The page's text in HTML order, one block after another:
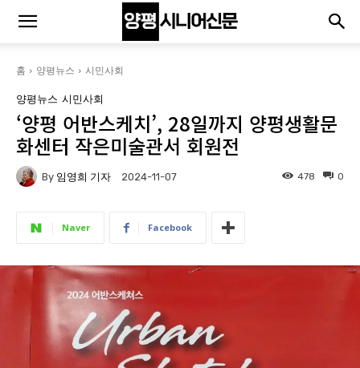
홈 양평뉴스 시민사회
양평뉴스 시민사회
‘양평 어반스케치’, 28일까지 양평생활문
화센터 작은미술관서 회원전
By 임영희 기자 2024-11-07 0
478
Naver Facebook